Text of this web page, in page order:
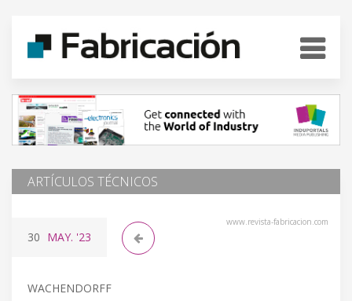
ARTÍCULOS TÉCNICOS
www.revista-fabricacion.com
30 MAY. '23
WACHENDORFF